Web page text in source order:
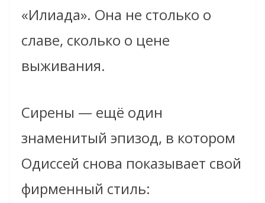
«Илиада». Она не столько о
славе, сколько о цене
выживания.
Сирены — ещё один
знаменитый эпизод, в котором
Одиссей снова показывает свой
фирменный стиль: